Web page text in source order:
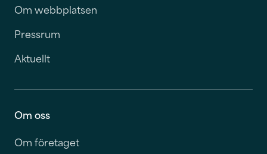
Om webbplatsen
Pressrum
Aktuellt
Om oss
Om företaget